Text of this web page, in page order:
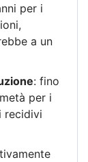
per i
a un
: fino
per i
recidivi